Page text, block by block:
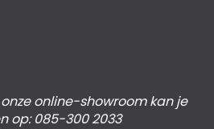
online-showroom kan je
op: 085-300 2033